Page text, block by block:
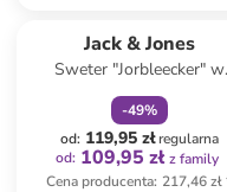
Jack & Jones
Sweter "Jorbleecker" w
kolorze szarym
-49%
od: 119,95 złregularna
od: 109,95 zł z family
Cena producenta: 217,46 zł